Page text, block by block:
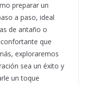
preparar un
a paso, ideal
de antaño o
que
exploraremos
sea un éxito y
un toque